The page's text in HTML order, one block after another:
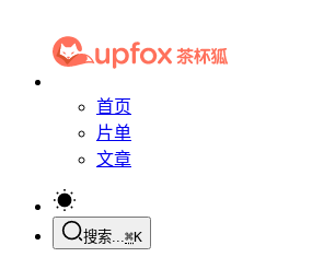
首页
片单
文章
搜索...⌘K